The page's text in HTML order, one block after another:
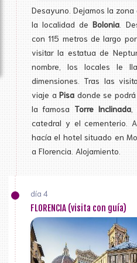
Desayuno. Dejamos la
la localidad deBolonia .
con 115 metros de largo
visitar la estatua de
nombre, los locales le
dimensiones. Tras las
viaje aPisa donde se
la famosa Torre Inclinada,
catedral y el cementerio.
hacía el hotel situado en
a Florencia. Alojamiento.
día 4
FLORENCIA (visita con guía)